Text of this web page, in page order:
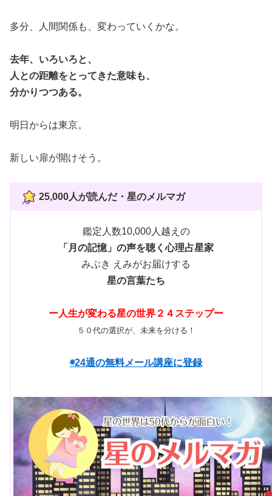
多分、人間関係も、変わっていくかな。
去年、いろいろと、
人との距離をとってきた意味も、
分かりつつある。
明日からは東京。
新しい扉が開けそう。
25,000人が読んだ・ 星のメルマガ
鑑定人数10,000人越えの
「月の記憶」の声を聴く心理占星家
みぶき えみがお届けする
星の言葉たち
ー人生が変わる星の世界２４ステップー
５０代の選択が、未来を分ける！
◉24通の無料メール講座に登録